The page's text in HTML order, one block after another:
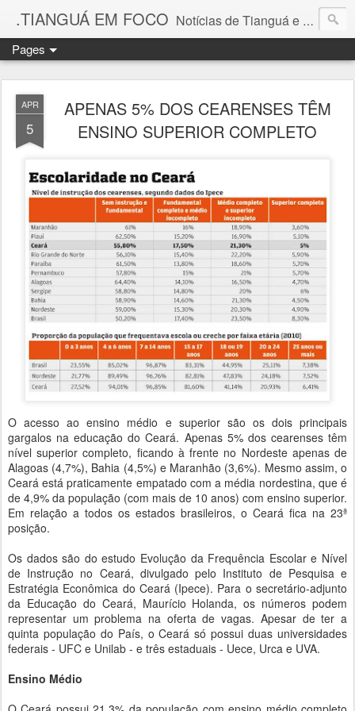
.TIANGUÁ EM FOCO Notícias de Tianguá e região da Ibiapaba
Pages
APR
5
APENAS 5% DOS CEARENSES TÊM
ENSINO SUPERIOR COMPLETO
O acesso ao ensino médio e superior são os dois principais
gargalos na educação do Ceará. Apenas 5% dos cearenses têm
nível superior completo, ficando à frente no Nordeste apenas de
Alagoas (4,7%), Bahia (4,5%) e Maranhão (3,6%). Mesmo assim, o
Ceará está praticamente empatado com a média nordestina, que é
de 4,9% da população (com mais de 10 anos) com ensino superior.
Em relação a todos os estados brasileiros, o Ceará fica na 23ª
posição.
Os dados são do estudo Evolução da Frequência Escolar e Nível
de Instrução no Ceará, divulgado pelo Instituto de Pesquisa e
Estratégia Econômica do Ceará (Ipece). Para o secretário-adjunto
da Educação do Ceará, Maurício Holanda, os números podem
representar um problema na oferta de vagas. Apesar de ter a
quinta população do País, o Ceará só possui duas universidades
federais - UFC e Unilab - e três estaduais - Uece, Urca e UVA.
Ensino Médio